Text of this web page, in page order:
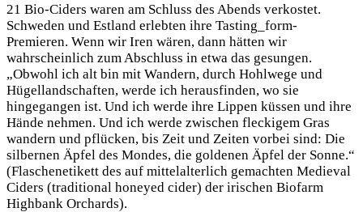
21 Bio-Ciders waren am Schluss des Abends verkostet.
Schweden und Estland erlebten ihre Tasting_form-
Premieren. Wenn wir Iren wären, dann hätten wir
wahrscheinlich zum Abschluss in etwa das gesungen.
„Obwohl ich alt bin mit Wandern, durch Hohlwege und
Hügellandschaften, werde ich herausfinden, wo sie
hingegangen ist. Und ich werde ihre Lippen küssen und ihre
Hände nehmen. Und ich werde zwischen fleckigem Gras
wandern und pflücken, bis Zeit und Zeiten vorbei sind: Die
silbernen Äpfel des Mondes, die goldenen Äpfel der Sonne.“
(Flaschenetikett des auf mittelalterlich gemachten Medieval
Ciders (traditional honeyed cider) der irischen Biofarm
Highbank Orchards).